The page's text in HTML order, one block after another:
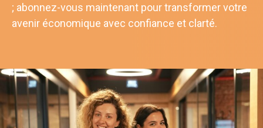
; abonnez-vous maintenant pour transformer votre
avenir économique avec confiance et clarté.